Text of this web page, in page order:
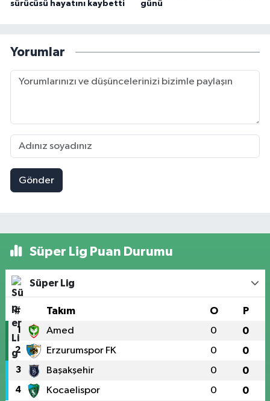
sürücüsü hayatını kaybetti
günü
Yorumlar
Gönder
Süper Lig Puan Durumu
Süper Lig
# Takım O P
1 Amed 0 0
2 Erzurumspor FK 0 0
3 Başakşehir 0 0
4 Kocaelispor 0 0